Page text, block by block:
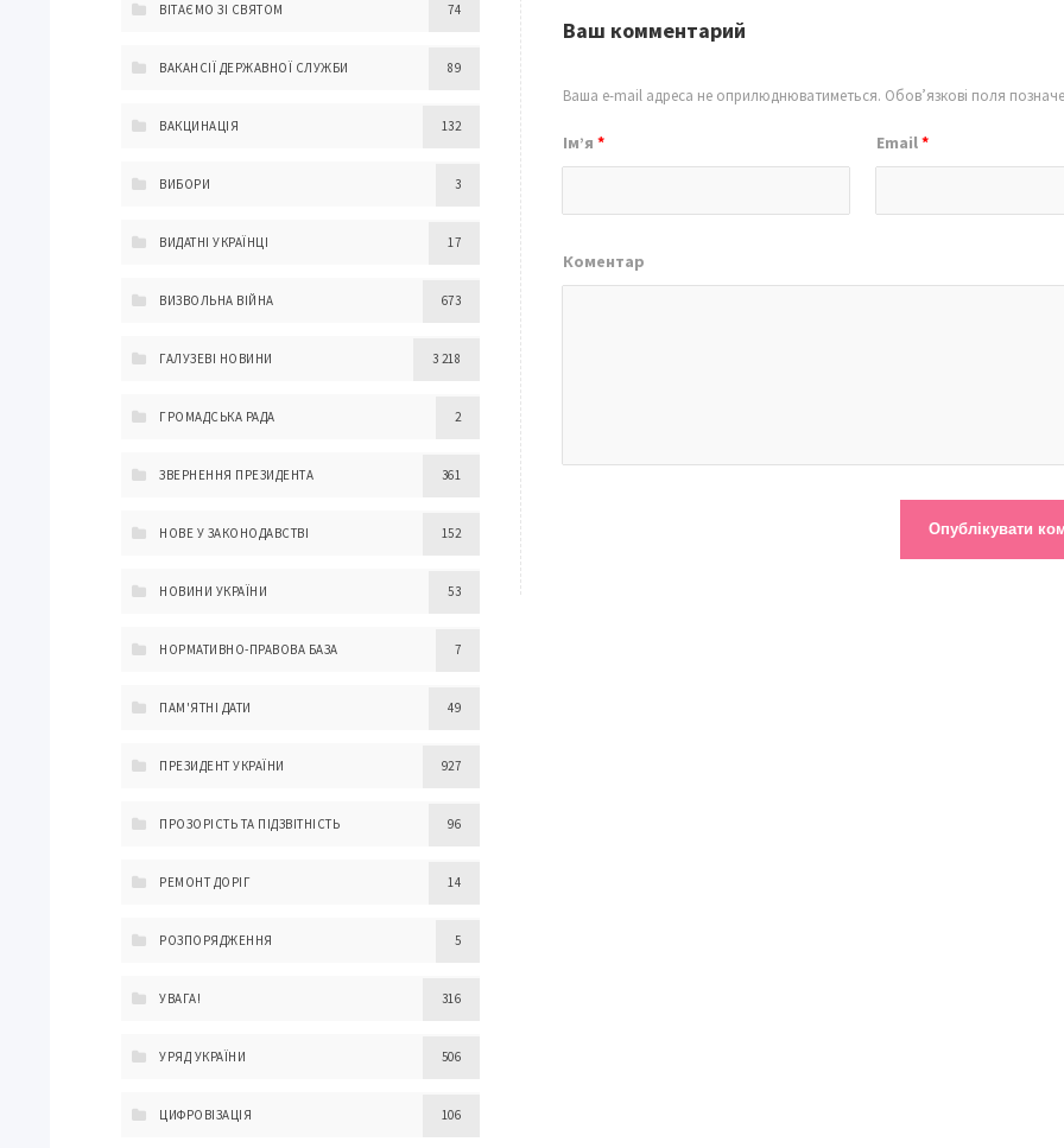
Ваш комментарий
Ваша e-mail адреса не оприлюднюватиметься. Обов’язкові поля
Ім’я* Email*
Коментар
ВІТАЄМО ЗІ СВЯТОМ 74
ВАКАНСІЇ ДЕРЖАВНОЇ СЛУЖБИ 89
ВАКЦИНАЦІЯ 132
ВИБОРИ 3
ВИДАТНІ УКРАЇНЦІ 17
ВИЗВОЛЬНА ВІЙНА 673
ГАЛУЗЕВІ НОВИНИ 3 218
ГРОМАДСЬКА РАДА 2
ЗВЕРНЕННЯ ПРЕЗИДЕНТА 361
НОВЕ У ЗАКОНОДАВСТВІ 152
НОВИНИ УКРАЇНИ 53
НОРМАТИВНО-ПРАВОВА БАЗА 7
ПАМ'ЯТНІ ДАТИ 49
ПРЕЗИДЕНТ УКРАЇНИ 927
ПРОЗОРІСТЬ ТА ПІДЗВІТНІСТЬ 96
РЕМОНТ ДОРІГ 14
РОЗПОРЯДЖЕННЯ 5
УВАГА! 316
УРЯД УКРАЇНИ 506
ЦИФРОВІЗАЦІЯ 106